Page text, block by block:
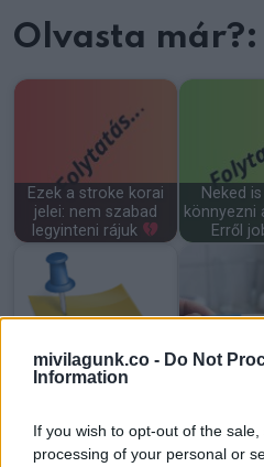
mivilagunk.co - Do Not
Information
If you wish to opt-out of the
processing of your personal or
Olvasta már?:
Ezek a stroke korai
jelei: nem szabad
legyinteni rájuk
Neked
könnyezni
Erről
Adatvédelmi
Viccből